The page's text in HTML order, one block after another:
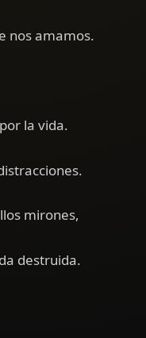
nos amamos.
la vida.
mirones,
destruida.